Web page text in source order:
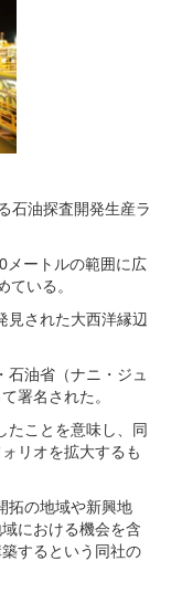
石油探査開発生産ラ
メートルの範囲に広
いる。
見された大西洋縁辺
石油省（ナニ・ジュ
署名された。
たことを意味し、同
リオを拡大するも
拓の地域や新興地
における機会を含
するという同社の